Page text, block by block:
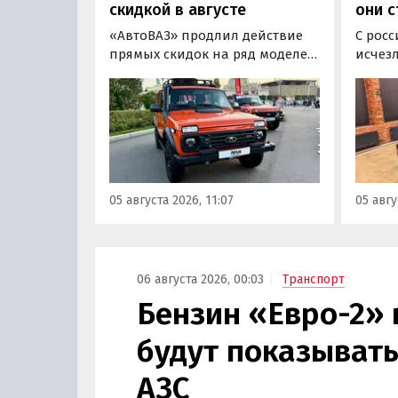
скидкой в августе
«АвтоВАЗ» продлил действие
прямых скидок на ряд моделей
2025 годов выпуска до 31
августа 2026 года. При их
покупке можно сэкономить от
20 000 до 100 000 рублей,
выяснили «Автоновости дня» в
ходе регулярного мониторинга
прайс-листов LADA.
05 августа 2026, 11:07
они
С
F7 и
2025
100
05
06 августа 2026, 00:03 Транспорт
Бензин «Евро-2»
будут
АЗС